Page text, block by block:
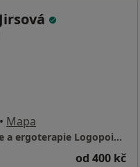
• Mapa
Ordinace klinické logopedie a ergoterapie Logopoint- Mgr. Hana Jirsová
od 400 kč